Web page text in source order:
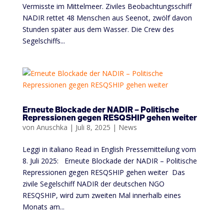
Vermisste im Mittelmeer. Ziviles Beobachtungsschiff
NADIR rettet 48 Menschen aus Seenot, zwölf davon
Stunden später aus dem Wasser. Die Crew des
Segelschiffs...
Erneute Blockade der NADIR – Politische
Repressionen gegen RESQSHIP gehen weiter
von Anuschka | Juli 8, 2025 | News
Leggi in italiano Read in English Pressemitteilung vom
8. Juli 2025: Erneute Blockade der NADIR – Politische
Repressionen gegen RESQSHIP gehen weiter Das
zivile Segelschiff NADIR der deutschen NGO
RESQSHIP, wird zum zweiten Mal innerhalb eines
Monats am...